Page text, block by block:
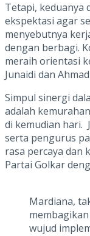
Tetapi, keduanya
ekspektasi agar
menyebutnya
dengan berbagi.
meraih orientasi
Junaidi dan
Simpul sinergi
adalah
di kemudian hari.
serta pengurus
rasa percaya dan
Partai Golkar
Mardiana,
wujud